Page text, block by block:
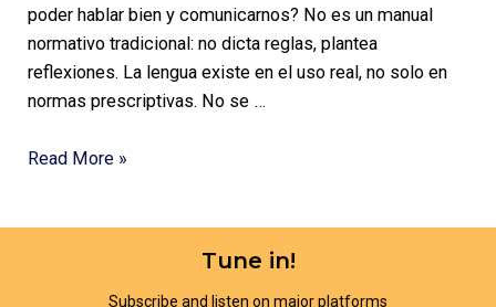
poder hablar bien y comunicarnos? No es un manual
normativo tradicional: no dicta reglas, plantea
reflexiones. La lengua existe en el uso real, no solo en
normas prescriptivas. No se …
Read More »
Tune in!
Subscribe and listen on major platforms​